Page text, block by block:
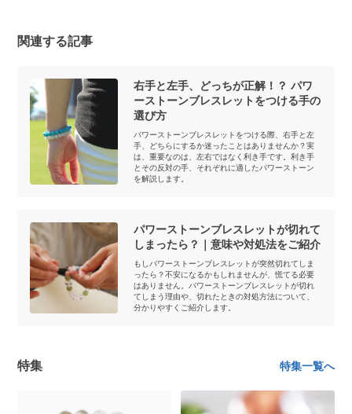
関連する記事
右手と左手、どっちが正解！？ パワ
ーストーンブレスレットをつける手の
選び方
パワーストーンブレスレットをつける際、右手と左
手、どちらにするか迷ったことはありませんか？実
は、重要なのは、左右ではなく利き手です。利き手
とその反対の手、それぞれに適したパワーストーン
を解説します。
パワーストーンブレスレットが切れて
しまったら？｜意味や対処法をご紹介
もしパワーストーンブレスレットが突然切れてしま
ったら？不安になるかもしれませんが、慌てる必要
はありません。パワーストーンブレスレットが切れ
てしまう理由や、切れたときの対処方法について、
分かりやすくご紹介します。
特集 特集一覧へ